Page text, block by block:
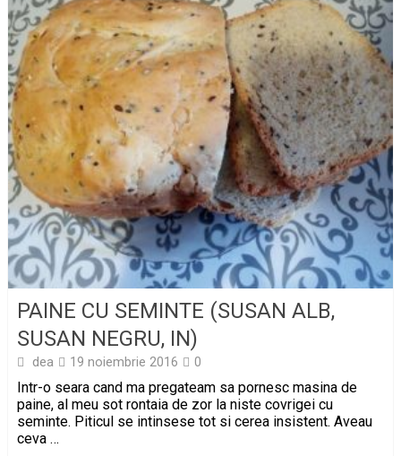
PAINE CU SEMINTE (SUSAN ALB,
SUSAN NEGRU, IN)
dea 19 noiembrie 2016 0
Intr-o seara cand ma pregateam sa pornesc masina de
paine, al meu sot rontaia de zor la niste covrigei cu
seminte. Piticul se intinsese tot si cerea insistent. Aveau
ceva …